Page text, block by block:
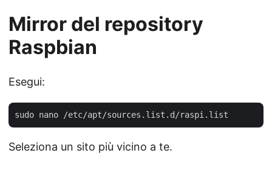
Mirror del repository
Raspbian
Esegui:
Seleziona un sito più vicino a te.